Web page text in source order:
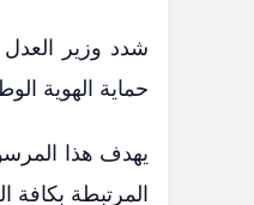
​شدد وزير العدل
حماية الهوية
​يهدف هذا
المرتبطة بكافة